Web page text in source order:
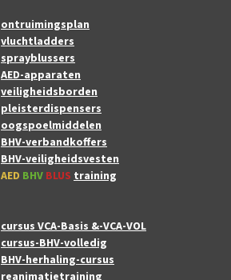
ontruimingsplan
vluchtladders
sprayblussers
AED-apparaten
veiligheidsborden
pleisterdispensers
oogspoelmiddelen
BHV-verbandkoffers
BHV-veiligheidsvesten
AED BHV BLUS training
cursus VCA-Basis &-VCA-VOL
cursus-BHV-volledig
BHV-herhaling-cursus
reanimatietraining